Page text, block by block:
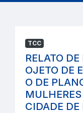
TCC
RELATO
OJETO DE
O DE
CIDADE